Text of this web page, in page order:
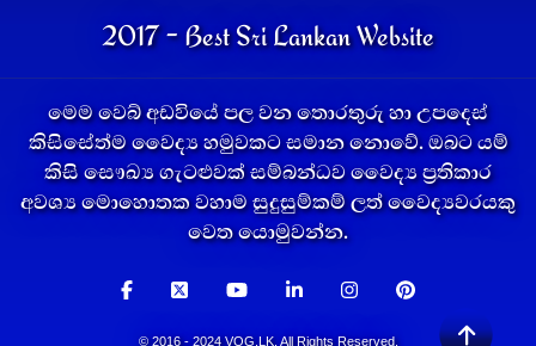
2017 - Best Sri Lankan Website
මෙම වෙබ් අඩවියේ පල වන තොරතුරු හා උපදෙස්
කිසිසේත්ම වෛද්‍ය හමුවකට සමාන නොවේ. ඔබට යම්
කිසි සෞඛ්‍ය ගැටළුවක් සම්බන්ධව වෛද්‍ය ප්‍රතිකාර
අවශ්‍ය මොහොතක වහාම සුදුසුම්කම් ලත් වෛද්‍යවරයකු
වෙත යොමුවන්න.
© 2016 - 2024 VOG.LK. All Rights Reserved.